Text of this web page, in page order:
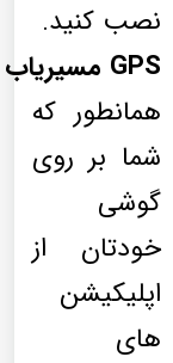
نصب کنید.
GPS مسیریاب
همانطور که
شما بر روی
گوشی
خودتان از
اپلیکیشن
های